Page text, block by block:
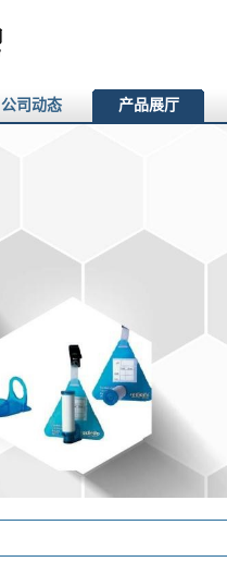
公司动态 产品展厅